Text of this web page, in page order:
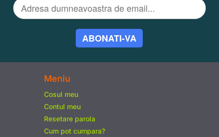
ABONATI-VA
Meniu
Cosul meu
Contul meu
Resetare parola
Cum pot cumpara?